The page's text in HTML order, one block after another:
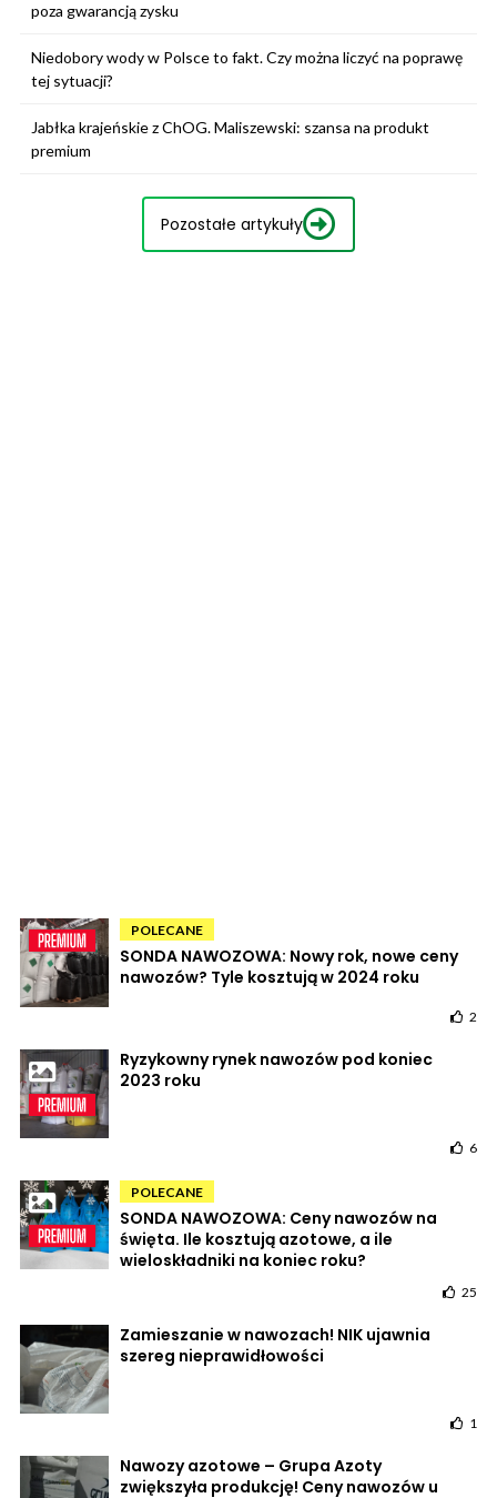
poza gwarancją zysku
Niedobory wody w Polsce to fakt. Czy można liczyć na poprawę
tej sytuacji?
Jabłka krajeńskie z ChOG. Maliszewski: szansa na produkt
premium
Pozostałe artykuły
POLECANE
SONDA NAWOZOWA: Nowy rok, nowe ceny
nawozów? Tyle kosztują w 2024 roku
2
Ryzykowny rynek nawozów pod koniec
2023 roku
6
POLECANE
SONDA NAWOZOWA: Ceny nawozów na
święta. Ile kosztują azotowe, a ile
wieloskładniki na koniec roku?
25
Zamieszanie w nawozach! NIK ujawnia
szereg nieprawidłowości
1
Nawozy azotowe – Grupa Azoty
zwiększyła produkcję! Ceny nawozów u